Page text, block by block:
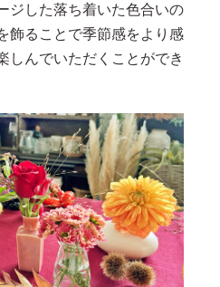
ジした落ち着いた色合いの
飾ることで季節感をより感
しんでいただくことができ